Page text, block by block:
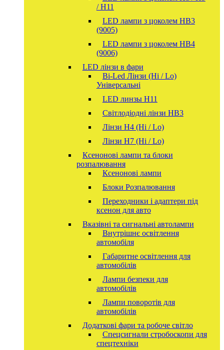
/ H11
LED лампи з цоколем HB3
(9005)
LED лампи з цоколем HB4
(9006)
LED лінзи в фари
Bi-Led Лінзи (Hi / Lo)
Універсальні
LED линзы H11
Світлодіодні лінзи HB3
Лінзи Н4 (Hi / Lo)
Лінзи Н7 (Hi / Lo)
Ксенонові лампи та блоки
розпалювання
Ксенонові лампи
Блоки Розпалювання
Переходники і адаптери під
ксенон для авто
Вказівні та сигнальні автолампи
Внутрішнє освітлення
автомобіля
Габаритне освітлення для
автомобілів
Лампи безпеки для
автомобілів
Лампи поворотів для
автомобілів
Додаткові фари та робоче світло
Спецсигнали стробоскопи для
спецтехніки